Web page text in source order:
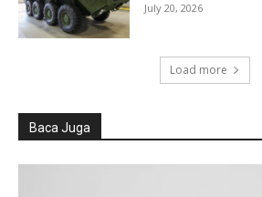
July 20, 2026
Load more
Baca Juga